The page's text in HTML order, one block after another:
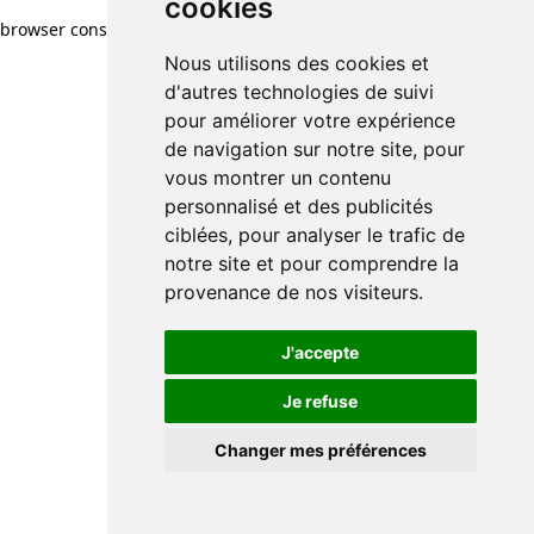
cookies
Nous utilisons des cookies et
d'autres technologies de suivi
pour améliorer votre expérience
de navigation sur notre site, pour
vous montrer un contenu
personnalisé et des publicités
ciblées, pour analyser le trafic de
notre site et pour comprendre la
provenance de nos visiteurs.
J'accepte
Je refuse
Changer mes préférences
browser console for more information)